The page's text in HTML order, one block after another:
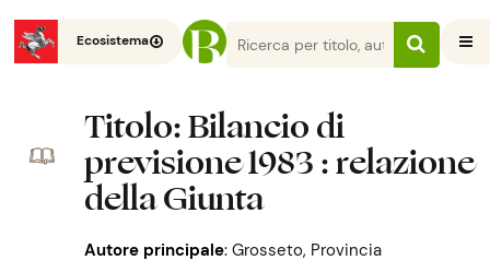
Ecosistema
Titolo: Bilancio di
previsione 1983 : relazione
della Giunta
Autore principale:Grosseto, Provincia